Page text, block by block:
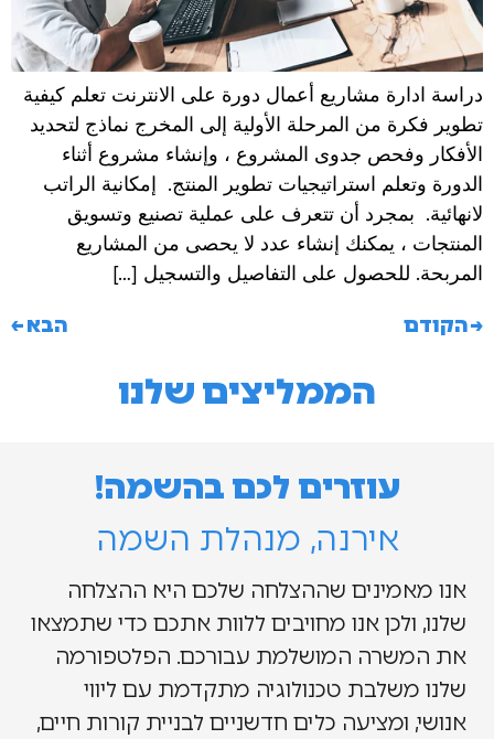
دراسة ادارة مشاريع أعمال دورة على الانترنت تعلم كيفية
تطوير فكرة من المرحلة الأولية إلى المخرج نماذج لتحديد
الأفكار وفحص جدوى المشروع ، وإنشاء مشروع أثناء
الدورة وتعلم استراتيجيات تطوير المنتج. إمكانية الراتب
لانهائية. بمجرد أن تتعرف على عملية تصنيع وتسويق
المنتجات ، يمكنك إنشاء عدد لا يحصى من المشاريع
المربحة. للحصول على التفاصيل والتسجيل […]
→הקודם הבא←
הממליצים שלנו
עוזרים לכם בהשמה!
אירנה, מנהלת השמה
אנו מאמינים שההצלחה שלכם היא ההצלחה
שלנו, ולכן אנו מחויבים ללוות אתכם כדי שתמצאו
את המשרה המושלמת עבורכם. הפלטפורמה
שלנו משלבת טכנולוגיה מתקדמת עם ליווי
אנושי, ומציעה כלים חדשניים לבניית קורות חיים,